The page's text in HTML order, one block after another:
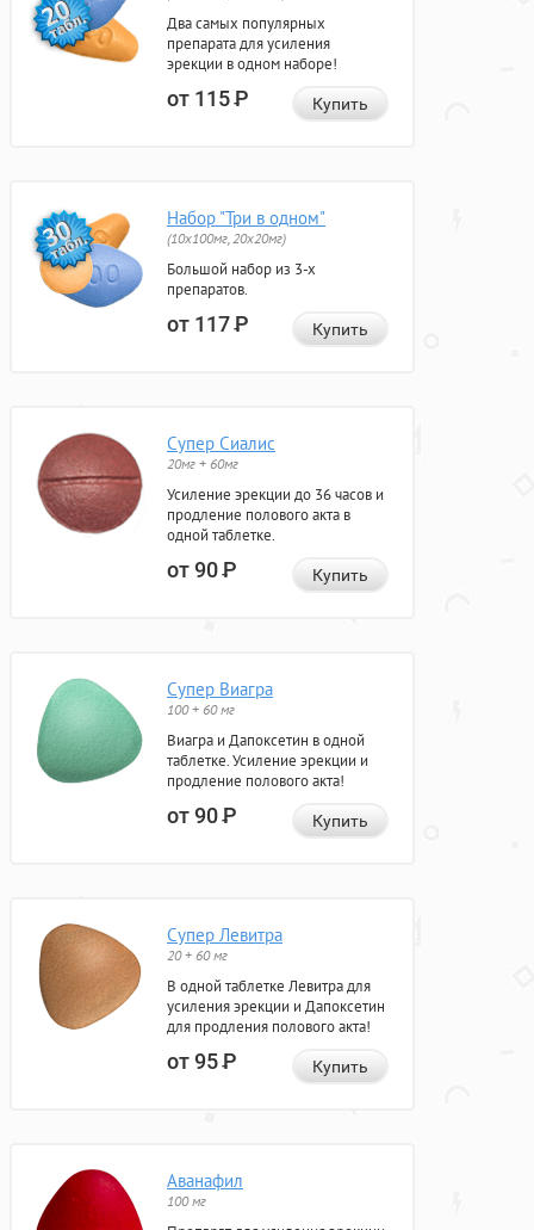
Два самых популярных
препарата для усиления
эрекции в одном наборе!
от 115Р Купить
Набор "Три в одном"
(10x100мг, 20x20мг)
Большой набор из 3-х
препаратов.
от 117Р Купить
Супер Сиалис
20мг + 60мг
Усиление эрекции до 36 часов и
продление полового акта в
одной таблетке.
от 90Р Купить
Супер Виагра
100 + 60 мг
Виагра и Дапоксетин в одной
таблетке. Усиление эрекции и
продление полового акта!
от 90Р Купить
Супер Левитра
20 + 60 мг
В одной таблетке Левитра для
усиления эрекции и Дапоксетин
для продления полового акта!
от 95Р Купить
Аванафил
100 мг